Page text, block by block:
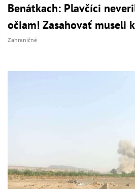
Benátkach: Plavčíci
očiam! Zasahovať museli
Zahraničné